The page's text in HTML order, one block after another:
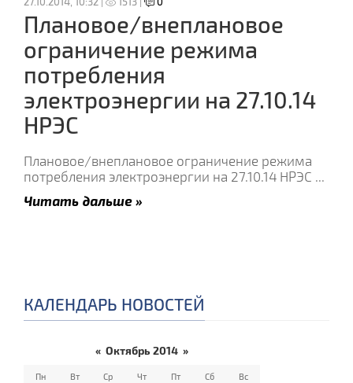
Плановое/внеплановое
ограничение режима
потребления
электроэнергии на 27.10.14
НРЭС
Плановое/внеплановое ограничение режима
потребления электроэнергии на 27.10.14 НРЭС ...
Читать дальше »
КАЛЕНДАРЬ НОВОСТЕЙ
« Октябрь 2014 »
Пн Вт Ср Чт Пт Сб Вс